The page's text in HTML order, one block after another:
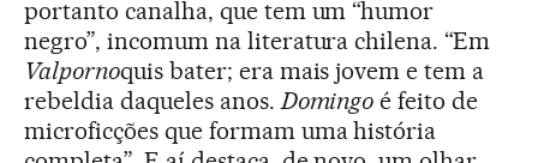
portanto canalha, que tem um “humor
negro”, incomum na literatura chilena. “Em
Valpornoquis bater; era mais jovem e tem a
rebeldia daqueles anos. Domingo é feito de
microficções que formam uma história